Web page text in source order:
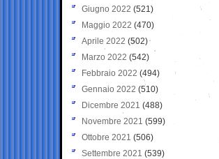
Giugno 2022 (521)
Maggio 2022 (470)
Aprile 2022 (502)
Marzo 2022 (542)
Febbraio 2022 (494)
Gennaio 2022 (510)
Dicembre 2021 (488)
Novembre 2021 (599)
Ottobre 2021 (506)
Settembre 2021 (539)